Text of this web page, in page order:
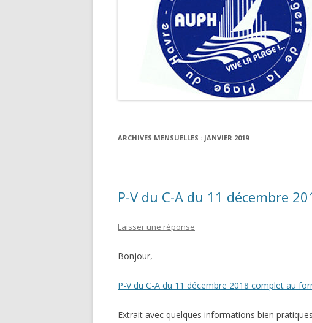
ARCHIVES MENSUELLES : JANVIER 2019
P-V du C-A du 11 décembre
Laisser une réponse
Bonjour,
P-V du C-A du 11 décembre 2018 complet au
Extrait avec quelques informations bien